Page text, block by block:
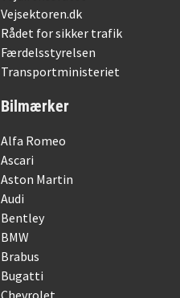
Vejsektoren.dk
Rådet for sikker trafik
Færdelsstyrelsen
Transportministeriet
Bilmærker
Alfa Romeo
Ascari
Aston Martin
Audi
Bentley
BMW
Brabus
Bugatti
Chevrolet